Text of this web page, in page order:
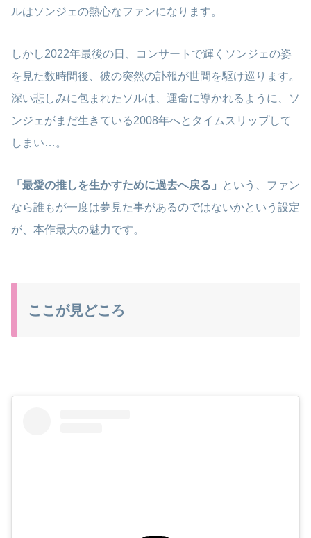
ルはソンジェの熱心なファンになります。
しかし2022年最後の日、コンサートで輝くソンジェの姿
を見た数時間後、彼の突然の訃報が世間を駆け巡ります。
深い悲しみに包まれたソルは、運命に導かれるように、ソ
ンジェがまだ生きている2008年へとタイムスリップして
しまい…。
「最愛の推しを生かすために過去へ戻る」
という、ファン
なら誰もが一度は夢見た事があるのではないかという設定
が、本作最大の魅力です。
ここが見どころ